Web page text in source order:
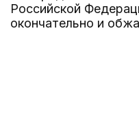
Российской
окончательно и